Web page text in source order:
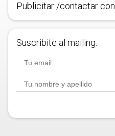
Publicitar /contactar
Suscribite al mailing.